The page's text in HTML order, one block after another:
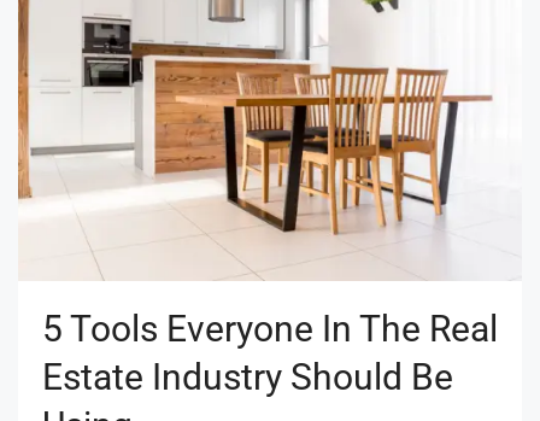
5 Tools Everyone In The Real
Estate Industry Should Be